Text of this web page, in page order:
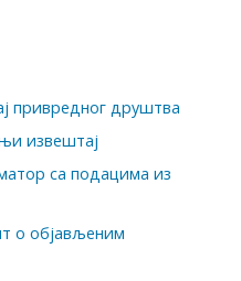
привредног друштва
извештај
са подацима из
о објављеним